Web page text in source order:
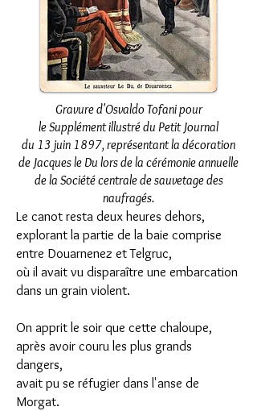
Gravure d'Osvaldo Tofani pour
le Supplément illustré du Petit Journal
du 13 juin 1897, représentant la décoration
de Jacques le Du lors de la cérémonie annuelle
de la Société centrale de sauvetage des
naufragés.
Le canot resta deux heures dehors,
explorant la partie de la baie comprise
entre Douarnenez et Telgruc,
où il avait vu disparaître une embarcation
dans un grain violent.
On apprit le soir que cette chaloupe,
après avoir couru les plus grands
dangers,
avait pu se réfugier dans l'anse de
Morgat.